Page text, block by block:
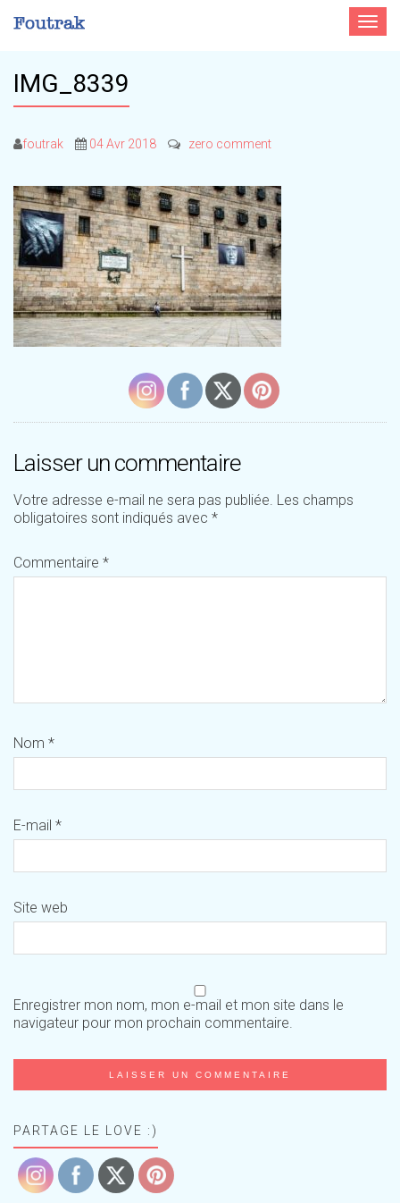
Toggle
IMG_8339
foutrak 04 Avr 2018 zero comment
Laisser un commentaire
Votre adresse e-mail ne sera pas publiée. Les champs
obligatoires sont indiqués avec *
Commentaire *
Nom *
E-mail *
Site web
Enregistrer mon nom, mon e-mail et mon site dans le
navigateur pour mon prochain commentaire.
PARTAGE LE LOVE :)